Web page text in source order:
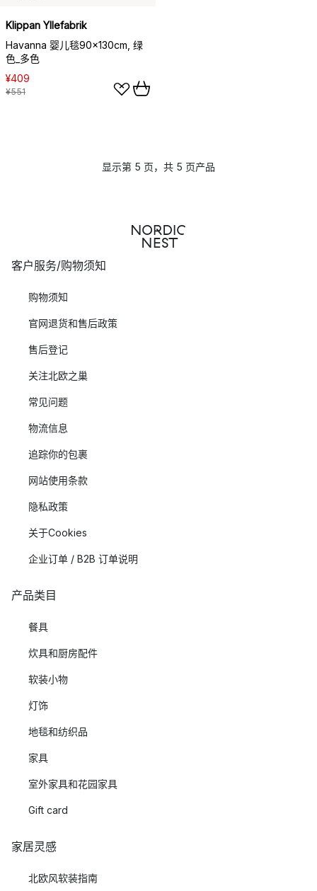
Klippan Yllefabrik
Havanna 婴儿毯90x130cm, 绿
色_多色
¥409
¥551
显示第 5 页，共 5 页产品
客户服务/购物须知
购物须知
官网退货和售后政策
售后登记
关注北欧之巢
常见问题
物流信息
追踪你的包裹
网站使用条款
隐私政策
关于Cookies
企业订单 / B2B 订单说明
产品类目
餐具
炊具和厨房配件
软装小物
灯饰
地毯和纺织品
家具
室外家具和花园家具
Gift card
家居灵感
北欧风软装指南